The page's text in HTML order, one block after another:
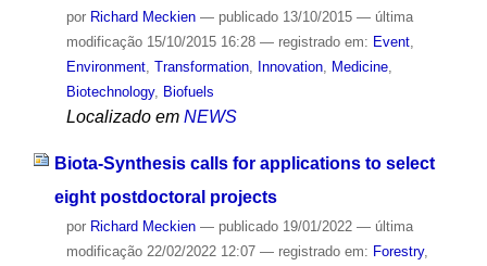
por Richard Meckien — publicado13/10/2015 — última
modificação15/10/2015 16:28 — registrado em: Event,
Environment, Transformation, Innovation, Medicine,
Biotechnology, Biofuels
Localizado em NEWS
Biota-Synthesis calls for applications to select
eight postdoctoral projects
por Richard Meckien — publicado19/01/2022 — última
modificação22/02/2022 12:07 — registrado em: Forestry,